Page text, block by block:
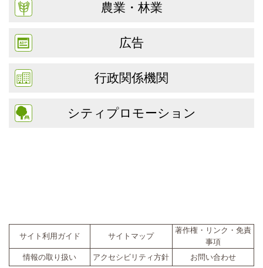
農業・林業
広告
行政関係機関
シティプロモーション
サイト利用ガイド サイトマップ
著作権・リンク・免責
事項
情報の取り扱い
アクセシビリティ方針 お問い合わせ